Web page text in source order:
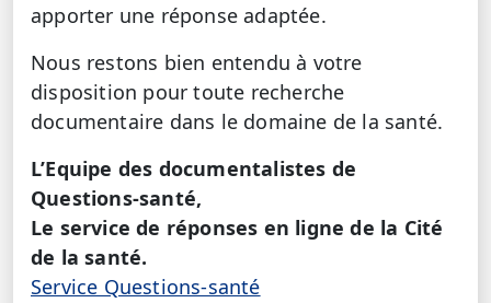
apporter une réponse adaptée.
Nous restons bien entendu à votre
disposition pour toute recherche
documentaire dans le domaine de la santé.
L’Equipe des documentalistes de
Questions-santé,
Le service de réponses en ligne de la Cité
de la santé.
Service Questions-santé